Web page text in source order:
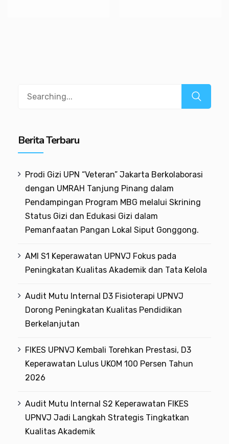
Berita Terbaru
Prodi Gizi UPN “Veteran” Jakarta Berkolaborasi
dengan UMRAH Tanjung Pinang dalam
Pendampingan Program MBG melalui Skrining
Status Gizi dan Edukasi Gizi dalam
Pemanfaatan Pangan Lokal Siput Gonggong.
AMI S1 Keperawatan UPNVJ Fokus pada
Peningkatan Kualitas Akademik dan Tata Kelola
Audit Mutu Internal D3 Fisioterapi UPNVJ
Dorong Peningkatan Kualitas Pendidikan
Berkelanjutan
FIKES UPNVJ Kembali Torehkan Prestasi, D3
Keperawatan Lulus UKOM 100 Persen Tahun
2026
Audit Mutu Internal S2 Keperawatan FIKES
UPNVJ Jadi Langkah Strategis Tingkatkan
Kualitas Akademik